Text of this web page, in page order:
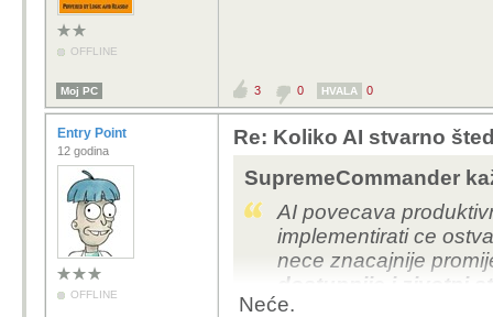
OFFLINE
Moj PC 3 0 HVALA 0
Entry Point
12 godina
OFFLINE
Re: Koliko AI stvarno
SupremeCommander
AI povecava
implementirati ce
nece znacajnije
dostupnije i zivotni
Neće.